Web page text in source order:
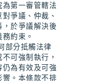
為第一審管轄法
爭議、仲裁、
，於爭議解決後
約束。
部分抵觸法律
可強制執行，
仍為有效及可強
響。本條款不排